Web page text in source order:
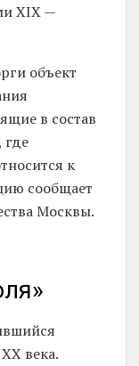
XIX —
объект
в состав
где
к
сообщает
Москвы.
века.